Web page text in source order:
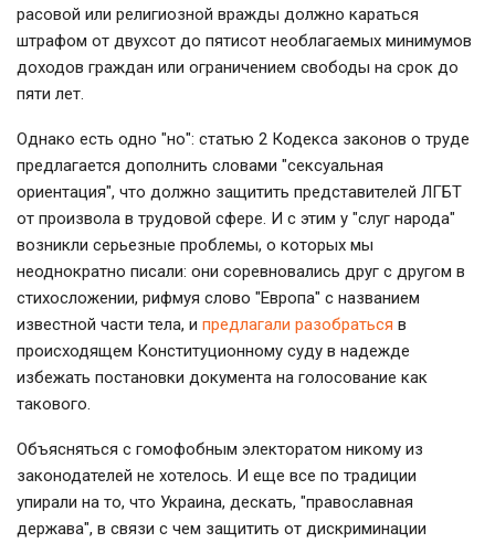
расовой или религиозной вражды должно караться
штрафом от двухсот до пятисот необлагаемых минимумов
доходов граждан или ограничением свободы на срок до
пяти лет.
Однако есть одно "но": статью 2 Кодекса законов о труде
предлагается дополнить словами "сексуальная
ориентация", что должно защитить представителей ЛГБТ
от произвола в трудовой сфере. И с этим у "слуг народа"
возникли серьезные проблемы, о которых мы
неоднократно писали: они соревновались друг с другом в
стихосложении, рифмуя слово "Европа" с названием
известной части тела, и предлагали разобраться в
происходящем Конституционному суду в надежде
избежать постановки документа на голосование как
такового.
Объясняться с гомофобным электоратом никому из
законодателей не хотелось. И еще все по традиции
упирали на то, что Украина, дескать, "православная
держава", в связи с чем защитить от дискриминации